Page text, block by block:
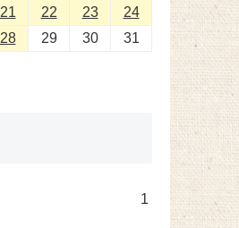
21 22 23
24
28 29 30 31
1